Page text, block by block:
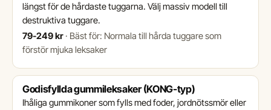
längst för de hårdaste tuggarna. Välj massiv modell till
destruktiva tuggare.
79-249 kr · Bäst för: Normala till hårda tuggare som
förstör mjuka leksaker
Godisfyllda gummileksaker (KONG-typ)
Ihåliga gummikoner som fylls med foder, jordnötssmör eller